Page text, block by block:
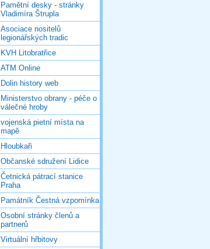
Pamětní desky - stránky
Vladimíra Štrupla
Asociace nositelů
legionářských tradic
KVH Litobratřice
ATM Online
Dolin history web
Ministerstvo obrany - péče o
válečné hroby
vojenská pietní místa na
mapě
Hloubkaři
Občanské sdružení Lidice
Četnická pátrací stanice
Praha
Památník Čestná vzpomínka
Osobní stránky členů a
partnerů
Virtuální hřbitovy